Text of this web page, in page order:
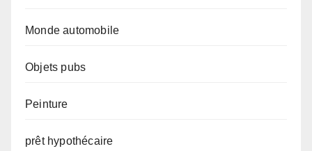
Monde automobile
Objets pubs
Peinture
prêt hypothécaire